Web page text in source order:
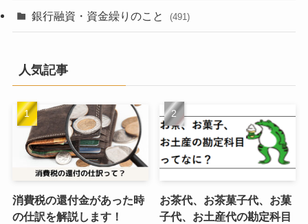
銀行融資・資金繰りのこと (491)
人気記事
消費税の還付金があった時
の仕訳を解説します！
お茶代、お茶菓子代、お菓
子代、お土産代の勘定科目